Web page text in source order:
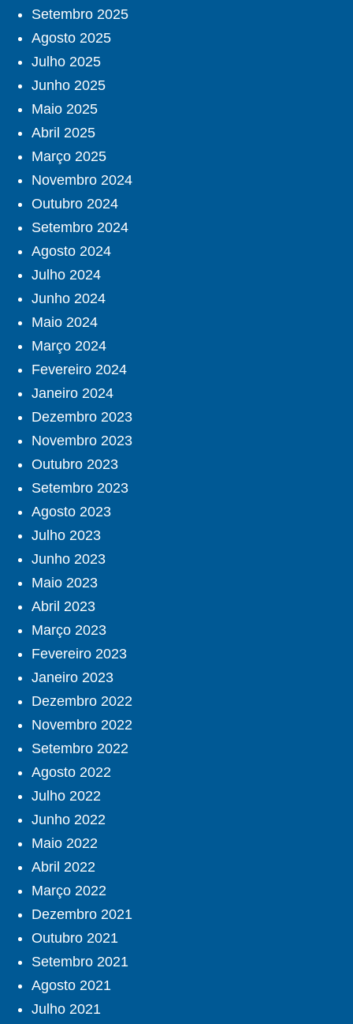
Setembro 2025
Agosto 2025
Julho 2025
Junho 2025
Maio 2025
Abril 2025
Março 2025
Novembro 2024
Outubro 2024
Setembro 2024
Agosto 2024
Julho 2024
Junho 2024
Maio 2024
Março 2024
Fevereiro 2024
Janeiro 2024
Dezembro 2023
Novembro 2023
Outubro 2023
Setembro 2023
Agosto 2023
Julho 2023
Junho 2023
Maio 2023
Abril 2023
Março 2023
Fevereiro 2023
Janeiro 2023
Dezembro 2022
Novembro 2022
Setembro 2022
Agosto 2022
Julho 2022
Junho 2022
Maio 2022
Abril 2022
Março 2022
Dezembro 2021
Outubro 2021
Setembro 2021
Agosto 2021
Julho 2021